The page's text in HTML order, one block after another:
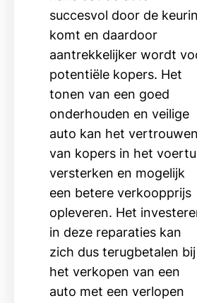
succesvol door de
komt en daardoor
aantrekkelijker wordt
potentiële kopers. Het
tonen van een goed
onderhouden en veilige
auto kan het vertrouwen
van kopers in het
versterken en mogelijk
een betere verkoopprijs
opleveren. Het
in deze reparaties kan
zich dus terugbetalen bij
het verkopen van een
auto met een verlopen